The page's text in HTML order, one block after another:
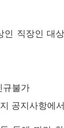
인 직장인 대상
규불가
공지사항에